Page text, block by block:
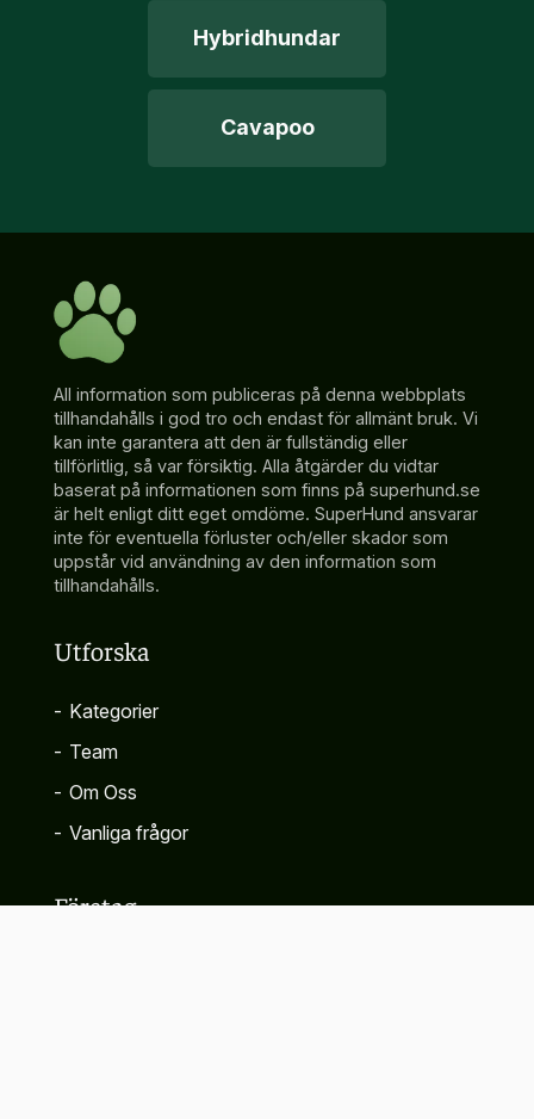
Hybridhundar
Cavapoo
All information som publiceras på denna webbplats
tillhandahålls i god tro och endast för allmänt bruk. Vi
kan inte garantera att den är fullständig eller
tillförlitlig, så var försiktig. Alla åtgärder du vidtar
baserat på informationen som finns på superhund.se
är helt enligt ditt eget omdöme. SuperHund ansvarar
inte för eventuella förluster och/eller skador som
uppstår vid användning av den information som
tillhandahålls.
Utforska
- Kategorier
- Team
- Om Oss
- Vanliga frågor
Företag